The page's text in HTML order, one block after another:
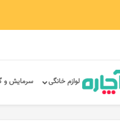
لوازم خانگی سرمایش و